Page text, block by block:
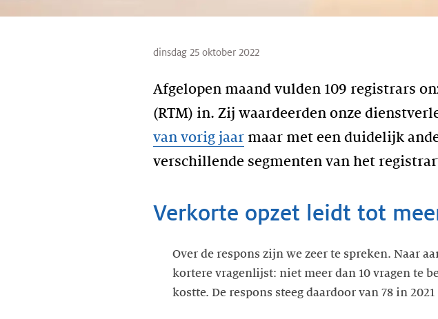
dinsdag 25 oktober 2022
Afgelopen maand vulden 109 registrars
(RTM) in. Zij waardeerden onze
van vorig jaar maar met een duidelijk
verschillende segmenten van het
Verkorte opzet leidt tot
Over de respons zijn we zeer te spreken. Naar
kortere vragenlijst: niet meer dan 10 vragen te
kostte. De respons steeg daardoor van 78 in